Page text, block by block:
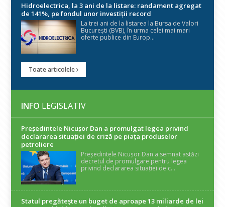
Hidroelectrica, la 3 ani de la listare: randament agregat
de 141%, pe fondul unor investiții record
La trei ani de la listarea la Bursa de Valori
București (BVB), în urma celei mai mari
oferte publice din Europ...
Toate articolele
INFO LEGISLATIV
Președintele Nicuşor Dan a promulgat legea privind
declararea situaţiei de criză pe piaţa produselor
petroliere
Președintele Nicușor Dan a semnat astăzi
decretul de promulgare pentru legea
privind declararea situației de c...
Statul pregătește un buget de aproape 13 miliarde de lei